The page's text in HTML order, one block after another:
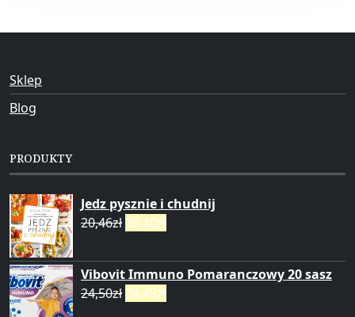
Sklep
Blog
PRODUKTY
Jedz pysznie i chudnij
20,46zł 20,40zł
Vibovit Immuno Pomaranczowy 20 sasz
24,50zł 24,49zł